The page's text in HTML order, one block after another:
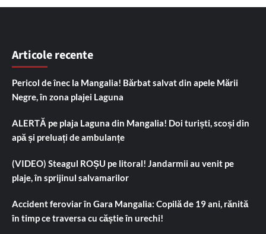
Articole recente
Pericol de înec la Mangalia! Bărbat salvat din apele Mării
Negre, în zona plajei Laguna
ALERTĂ pe plaja Laguna din Mangalia! Doi turiști, scoși din
apă și preluați de ambulanțe
(VIDEO) Steagul ROȘU pe litoral! Jandarmii au venit pe
plaje, în sprijinul salvamarilor
Accident feroviar în Gara Mangalia: Copilă de 19 ani, rănită
în timp ce traversa cu căștie în urechi!